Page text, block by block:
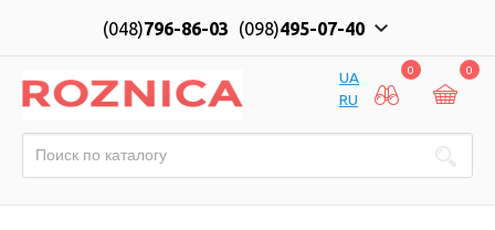
(048)796-86-03 (098)495-07-40
UA
RU
0 0